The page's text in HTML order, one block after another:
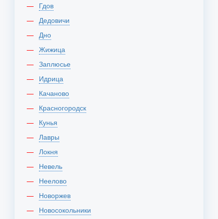
Гдов
Дедовичи
Дно
Жижица
Заплюсье
Идрица
Качаново
Красногородск
Кунья
Лавры
Локня
Невель
Неелово
Новоржев
Новосокольники